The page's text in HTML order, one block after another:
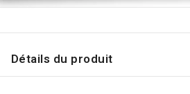
Détails du produit